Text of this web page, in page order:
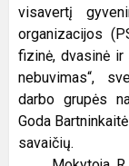
visavertį
organizacijos
fizinė, dvasinė
nebuvimas“,
darbo grupės
Goda
savaičių.